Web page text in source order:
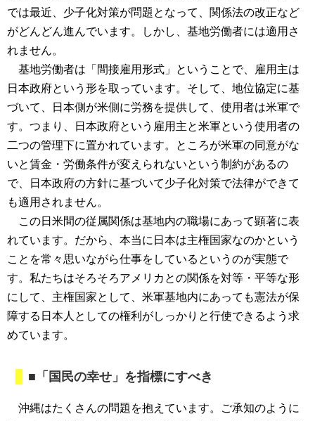
では最近、少子化対策が問題となって、関係法の改正など
がどんどん進んでいます。しかし、基地労働者には適用さ
れません。
基地労働者は「間接雇用形式」ということで、雇用主は
日本政府という形を取っています。そして、地位協定に基
づいて、日本側が米側に労務を提供して、使用者は米軍で
す。つまり、日本政府という雇用主と米軍という使用者の
二つの管理下に置かれています。ところが米軍の同意がな
いと賃金・労働条件が変えられないという制約があるの
で、日本政府の方針に基づいて少子化対策で法律ができて
も適用されません。
この日米間の従属関係は基地内の職場にあって顕著に表
れています。だから、本当に日本は主権国家なのかという
ことを常々思いながら仕事をしているというのが実態で
す。私たちはそろそろアメリカとの関係を対等・平等な形
にして、主権国家として、米軍基地内にあっても憲法が保
障する日本人としての権利がしっかりと行使できるよう求
めています。
■「国民の幸せ」を指標にすべき
沖縄はたくさんの問題を抱えています。ご承知のように